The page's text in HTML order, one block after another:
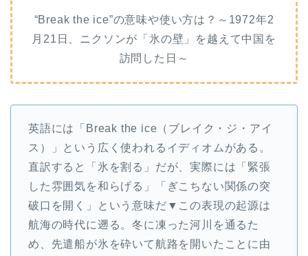
“Break the ice”の意味や使い方は？～1972年2
月21日、ニクソンが「氷の壁」を越えて中国を
訪問した日～
英語には「Break the ice（ブレイク・ジ・アイ
ス）」という広く使われるイディオムがある。
直訳すると「氷を割る」だが、実際には「緊張
した雰囲気を和らげる」「ぎこちない関係の突
破口を開く」という意味だ▼この表現の起源は
航海の時代に遡る。冬に凍った河川を通るた
め、先遣船が氷を砕いて航路を開いたことに由